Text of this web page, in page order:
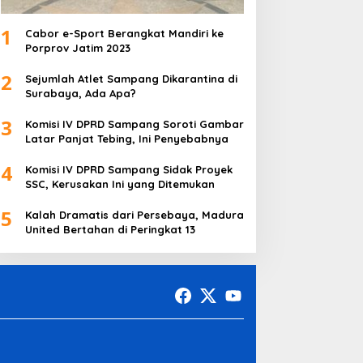
1
Cabor e-Sport Berangkat Mandiri ke
Porprov Jatim 2023
2
Sejumlah Atlet Sampang Dikarantina di
Surabaya, Ada Apa?
3
Komisi IV DPRD Sampang Soroti Gambar
Latar Panjat Tebing, Ini Penyebabnya
4
Komisi IV DPRD Sampang Sidak Proyek
SSC, Kerusakan Ini yang Ditemukan
5
Kalah Dramatis dari Persebaya, Madura
United Bertahan di Peringkat 13